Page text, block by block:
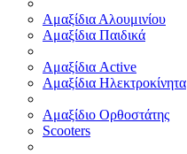
Αμαξίδια Αλουμινίου
Αμαξίδια Παιδικά
Αμαξίδια Active
Αμαξίδια Ηλεκτροκίνητα
Αμαξίδιο Ορθοστάτης
Scooters